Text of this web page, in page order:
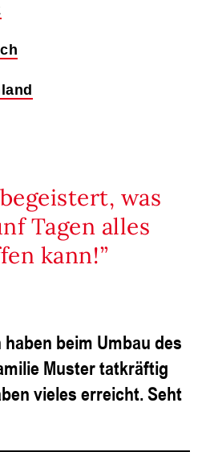
was
Tagen alles
kann!
beim Umbau des
Muster tatkräftig
vieles erreicht. Seht